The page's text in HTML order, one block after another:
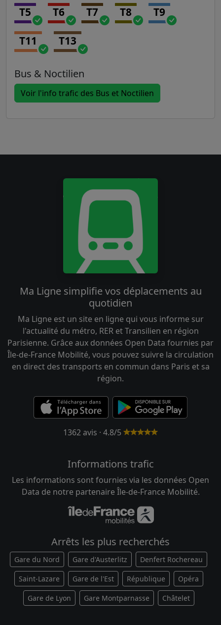
T5 T6 T7 T8 T9
T11 T13
Bus & Noctilien
Voir l'info trafic des Bus et Noctilien
Ma Ligne simplifie vos déplacements au
quotidien
Ma Ligne est un site en ligne qui vous informe sur
l'actualité du métro, RER et Transilien en région
Parisienne. Grâce aux données Open Data fournies par
Île-de-France Mobilité, vous pouvez suivre la circulation
en direct des transports en commun dans Paris et sa
région.
1362 avis · 4.8/5
Informations trafic
Les informations sont fournies via les données Open
Data de notre partenaire Île-de-France Mobilité.
Arrêts les plus recherchés
Gare du Nord Gare d'Austerlitz Denfert Rochereau
Saint-Lazare Gare de l'Est République Opéra
Gare de Lyon Gare Montparnasse Châtelet